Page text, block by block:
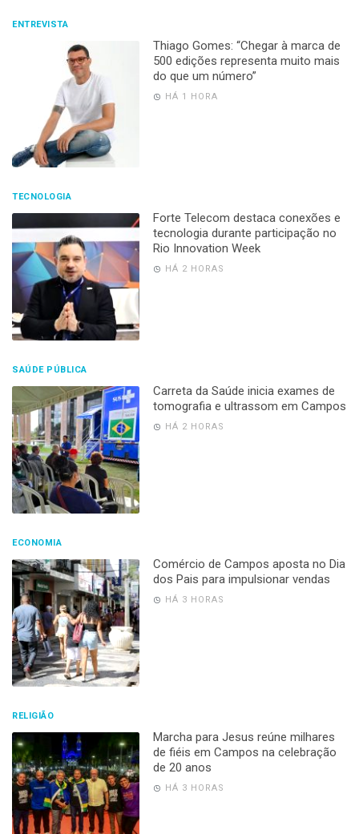
ENTREVISTA
Thiago Gomes: “Chegar à marca de
500 edições representa muito mais
do que um número”
HÁ 1 HORA
TECNOLOGIA
Forte Telecom destaca conexões e
tecnologia durante participação no
Rio Innovation Week
HÁ 2 HORAS
SAÚDE PÚBLICA
Carreta da Saúde inicia exames de
tomografia e ultrassom em Campos
HÁ 2 HORAS
ECONOMIA
Comércio de Campos aposta no Dia
dos Pais para impulsionar vendas
HÁ 3 HORAS
RELIGIÃO
Marcha para Jesus reúne milhares
de fiéis em Campos na celebração
de 20 anos
HÁ 3 HORAS